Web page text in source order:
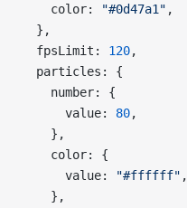
    color:
"#0d47a1" ,
  },
  fpsLimit:
120,
  particles: {
    number: {
      value:
80,
    },
    color: {
      value:
"#ffffff" ,
    },